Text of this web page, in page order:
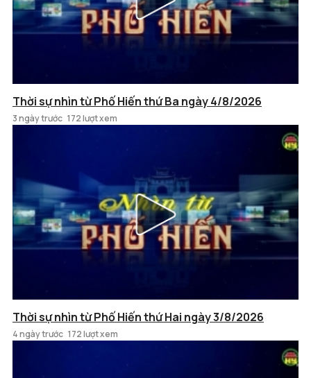
Thời sự nhìn từ Phố Hiến thứ Ba ngày 4/8/2026
3 ngày trước 172 lượt xem
Thời sự nhìn từ Phố Hiến thứ Hai ngày 3/8/2026
4 ngày trước 172 lượt xem